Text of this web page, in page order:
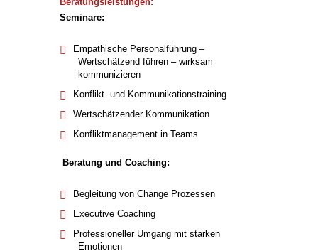
Seminare:
Empathische Personalführung –
Wertschätzend führen – wirksam
kommunizieren
Konflikt- und Kommunikationstraining
Wertschätzender Kommunikation
Konfliktmanagement in Teams
Beratung und Coaching:
Begleitung von Change Prozessen
Executive Coaching
Professioneller Umgang mit starken
Emotionen